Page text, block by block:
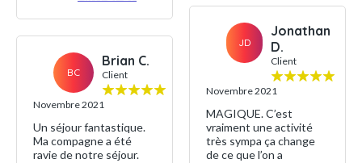
BC
Brian C.
Client
Novembre 2021
Un séjour fantastique.
Ma compagne a été
ravie de notre séjour.
JD
Jonathan
D.
Client
Novembre 2021
MAGIQUE. C’est
vraiment une activité
très sympa ça change
de ce que l’on a